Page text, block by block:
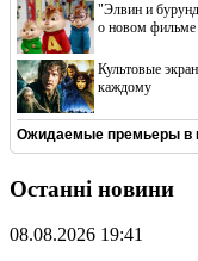
"Элвин и
о новом фильме
Культовые
каждому
Ожидаемые премьеры в
Останні новини
08.08.2026 19:41